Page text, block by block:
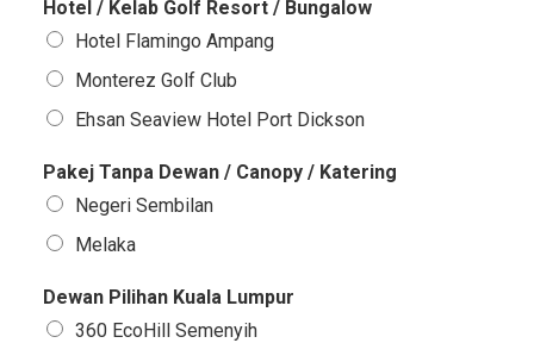
Hotel / Kelab Golf Resort / Bungalow
Hotel Flamingo Ampang
Monterez Golf Club
Ehsan Seaview Hotel Port Dickson
Pakej Tanpa Dewan / Canopy / Katering
Negeri Sembilan
Melaka
Dewan Pilihan Kuala Lumpur
360 EcoHill Semenyih